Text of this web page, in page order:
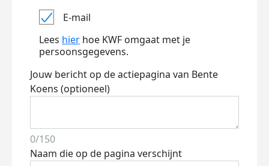
E-mail
Lees hier hoe KWF omgaat met je
persoonsgegevens.
Jouw bericht op de actiepagina van Bente
Koens (optioneel)
0/150
Naam die op de pagina verschijnt